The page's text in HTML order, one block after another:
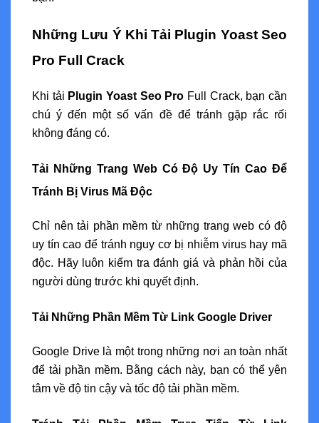
Những Lưu Ý Khi Tải Plugin Yoast Seo
Pro Full Crack
Khi tải Plugin Yoast Seo Pro Full Crack, bạn cần
chú ý đến một số vấn đề để tránh gặp rắc rối
không đáng có.
Tải Những Trang Web Có Độ Uy Tín Cao Để
Tránh Bị Virus Mã Độc
Chỉ nên tải phần mềm từ những trang web có độ
uy tín cao để tránh nguy cơ bị nhiễm virus hay mã
độc. Hãy luôn kiểm tra đánh giá và phản hồi của
người dùng trước khi quyết định.
Tải Những Phần Mềm Từ Link Google Driver
Google Drive là một trong những nơi an toàn nhất
để tải phần mềm. Bằng cách này, bạn có thể yên
tâm về độ tin cậy và tốc độ tải phần mềm.